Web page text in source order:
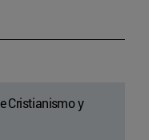
Cristianismo y